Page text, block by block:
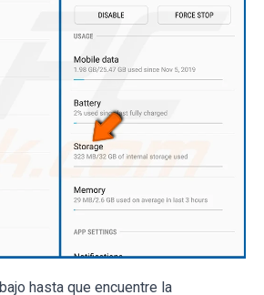
hasta que encuentre la